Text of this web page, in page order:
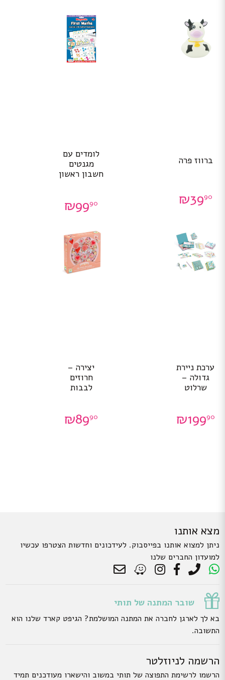
ברווז פרה
₪3990
לומדים עם
מגנטים
חשבון ראשון
₪9990
ערכת ניירת
גדולה –
שרלוט
₪19990
יצירה –
חרוזים
לבבות
₪8990
מצא אותנו
ניתן למצוא אותנו בפייסבוק. לעידכונים וחדשות הצטרפו עכשיו
למועדון החברים שלנו
שובר המתנה של תותי
בא לך לארגן לחברה את המתנה המושלמת? הגיפט קארד שלנו הוא
התשובה.
הרשמה לניוזלטר
הרשמו לרשימת התפוצה של תותי במשוב והישארו מעודכנים תמיד